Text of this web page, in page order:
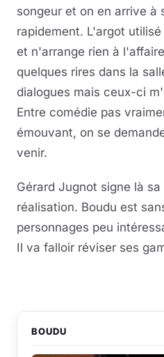
songeur et on en arrive à
rapidement. L'argot
et n'arrange rien à
quelques rires dans la
dialogues mais ceux-ci
Entre comédie pas
émouvant, on se
venir.
Gérard Jugnot signe là
réalisation. Boudu est
personnages peu
Il va falloir réviser ses
BOUDU